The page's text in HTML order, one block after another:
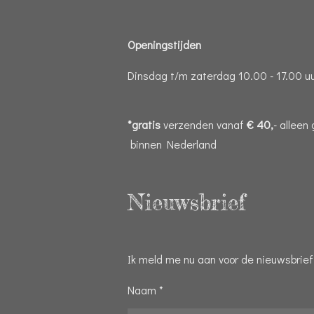
Openingstijden
Dinsdag t/m zaterdag 10.00 - 17.00
*gratisverzenden vanaf € 40,- alleen
binnen Nederland
Nieuwsbrief
Ik meld me nu aan voor de nieuwsbrief
Naam *